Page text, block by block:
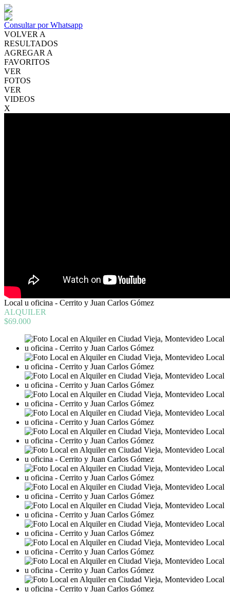
Consultar por Whatsapp
VOLVER A
RESULTADOS
AGREGAR A
FAVORITOS
VER
FOTOS
VER
VIDEOS
X
Local u oficina - Cerrito y Juan Carlos Gómez
ALQUILER
$69.000